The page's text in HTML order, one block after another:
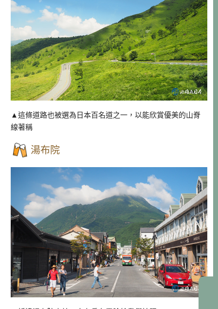
▲這條道路也被選為日本百名道之一，以能欣賞優美的山脊
線著稱
湯布院